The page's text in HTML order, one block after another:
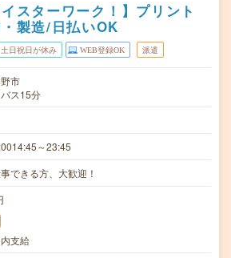
スターワーク！】プリント
製造/日払いOK
土日祝日が休み WEB登録OK 派遣
市
ス15分
～23:45
できる方、大歓迎！
支給